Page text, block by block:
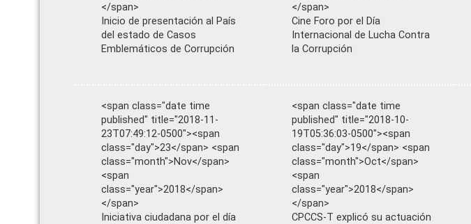
</span>
Inicio de presentación al País
del estado de Casos
Emblemáticos de Corrupción
</span>
Cine Foro por el Día
Internacional de Lucha Contra
la Corrupción
<span class="date time
published" title="2018-11-
23T07:49:12-0500"><span
class="day">23</span> <span
class="month">Nov</span>
<span
class="year">2018</span>
</span>
Iniciativa ciudadana por el día
<span class="date time
published" title="2018-10-
19T05:36:03-0500"><span
class="day">19</span> <span
class="month">Oct</span>
<span
class="year">2018</span>
</span>
CPCCS-T explicó su actuación